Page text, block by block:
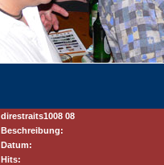
direstraits1008 08
Beschreibung:
Datum:
Hits: